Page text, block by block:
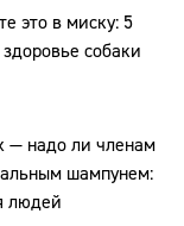
это в миску: 5
собаки
— надо ли членам
шампунем:
людей